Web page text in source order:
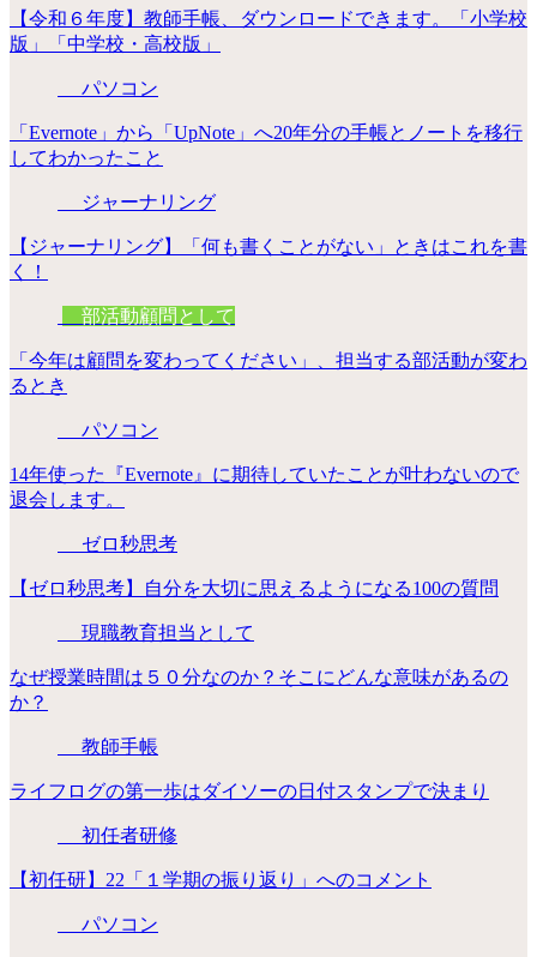
【令和６年度】教師手帳、ダウンロードできます。「小学校
版」「中学校・高校版」
パソコン
「Evernote」から「UpNote」へ20年分の手帳とノートを移行
してわかったこと
ジャーナリング
【ジャーナリング】「何も書くことがない」ときはこれを書
く！
部活動顧問として
「今年は顧問を変わってください」、担当する部活動が変わ
るとき
パソコン
14年使った『Evernote』に期待していたことが叶わないので
退会します。
ゼロ秒思考
【ゼロ秒思考】自分を大切に思えるようになる100の質問
現職教育担当として
なぜ授業時間は５０分なのか？そこにどんな意味があるの
か？
教師手帳
ライフログの第一歩はダイソーの日付スタンプで決まり
初任者研修
【初任研】22「１学期の振り返り」へのコメント
パソコン